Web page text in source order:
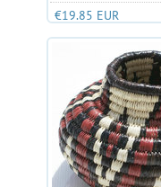
€19.85 EUR